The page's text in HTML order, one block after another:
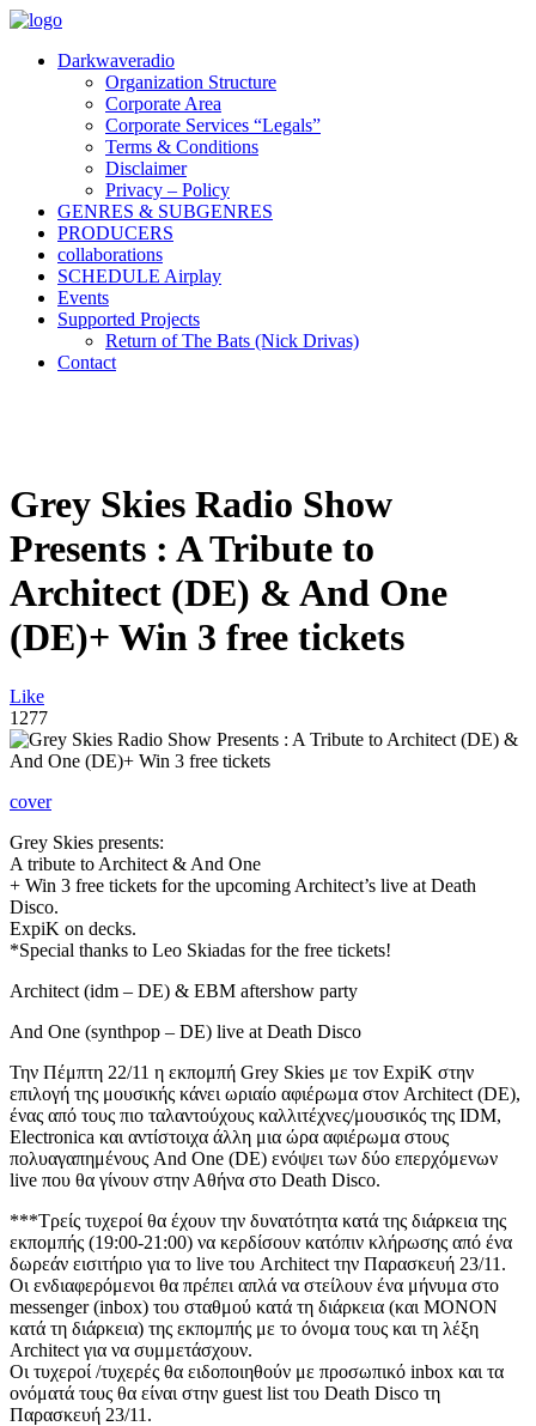
Darkwaveradio
Organization Structure
Corporate Area
Corporate Services “Legals”
Terms & Conditions
Disclaimer
Privacy – Policy
GENRES & SUBGENRES
PRODUCERS
collaborations
SCHEDULE Airplay
Events
Supported Projects
Return of The Bats (Nick Drivas)
Contact
Grey Skies Radio Show
Presents : A Tribute to
Architect (DE) & And One
(DE)+ Win 3 free tickets
Like
1277
cover
Grey Skies presents:
A tribute to Architect & And One
+ Win 3 free tickets for the upcoming Architect’s live at Death
Disco.
ExpiK on decks.
*Special thanks to Leo Skiadas for the free tickets!
Architect (idm – DE) & EBM aftershow party
And One (synthpop – DE) live at Death Disco
Την Πέμπτη 22/11 η εκπομπή Grey Skies με τον ExpiK στην
επιλογή της μουσικής κάνει ωριαίο αφιέρωμα στον Architect (DE),
ένας από τους πιο ταλαντούχους καλλιτέχνες/μουσικός της IDM,
Electronica και αντίστοιχα άλλη μια ώρα αφιέρωμα στους
πολυαγαπημένους And One (DE) ενόψει των δύο επερχόμενων
live που θα γίνουν στην Αθήνα στο Death Disco.
***Τρείς τυχεροί θα έχουν την δυνατότητα κατά της διάρκεια της
εκπομπής (19:00-21:00) να κερδίσουν κατόπιν κλήρωσης από ένα
δωρεάν εισιτήριο για το live του Architect την Παρασκευή 23/11.
Οι ενδιαφερόμενοι θα πρέπει απλά να στείλουν ένα μήνυμα στο
messenger (inbox) του σταθμού κατά τη διάρκεια (και ΜΟΝΟΝ
κατά τη διάρκεια) της εκπομπής με το όνομα τους και τη λέξη
Architect για να συμμετάσχουν.
Οι τυχεροί /τυχερές θα ειδοποιηθούν με προσωπικό inbox και τα
ονόματά τους θα είναι στην guest list του Death Disco τη
Παρασκευή 23/11.